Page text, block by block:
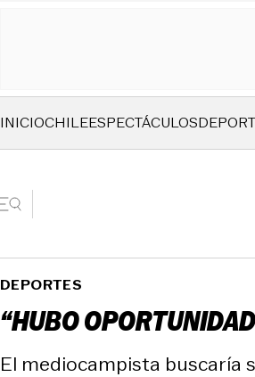
INICIOCHILEESPECTÁCULOS
DEPORTES
“HUBO
El mediocampista buscaría